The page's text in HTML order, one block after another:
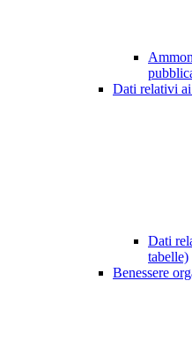
Dati relativi
Dati
tabelle)
Benessere